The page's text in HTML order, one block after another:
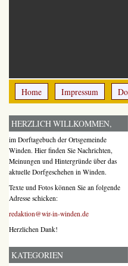
Home Impressum
HERZLICH WILLKOMMEN,
im Dorftagebuch der Ortsgemeinde
Winden. Hier finden Sie Nachrichten,
Meinungen und Hintergründe über das
aktuelle Dorfgeschehen in Winden.
Texte und Fotos können Sie an folgende
Adresse schicken:
redaktion@wir-in-winden.de
Herzlichen Dank!
KATEGORIEN